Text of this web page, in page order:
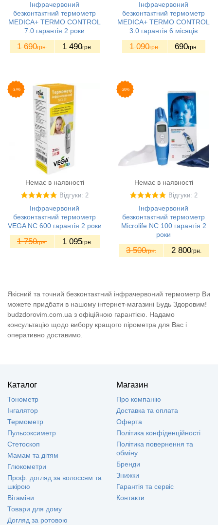
Інфрачервоний
безконтактний термометр
MEDICA+ TERMO CONTROL
7.0 гарантія 2 роки
1 690грн. 1 490грн.
Інфрачервоний
безконтактний термометр
MEDICA+ TERMO CONTROL
3.0 гарантія 6 місяців
1 090грн. 690грн.
-37%
Немає в наявності
Відгуки: 2
Інфрачервоний
безконтактний термометр
VEGA NC 600 гарантія 2 роки
1 750грн. 1 095грн.
-20%
Немає в наявності
Відгуки: 2
Інфрачервоний
безконтактний термометр
Microlife NC 100 гарантія 2
роки
3 500грн. 2 800грн.
Якісний та точний безконтактний інфрачервоний термометр Ви
можете придбати в нашому інтернет-магазині Будь Здоровим!
budzdorovim.com.ua з офіційною гарантією. Надамо
консультацію щодо вибору кращого пірометра для Вас і
оперативно доставимо.
Каталог
Тонометр
Інгалятор
Термометр
Пульсоксиметр
Стетоскоп
Мамам та дітям
Глюкометри
Проф. догляд за волоссям та
шкірою
Вітаміни
Товари для дому
Догляд за ротовою
Магазин
Про компанію
Доставка та оплата
Оферта
Політика конфіденційності
Політика повернення та
обміну
Бренди
Знижки
Гарантія та сервіс
Контакти